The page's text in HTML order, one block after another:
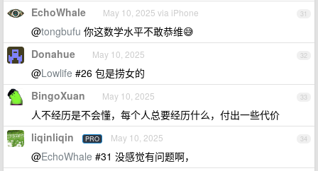
31
EchoWhale May 10, 2025 via iPhone
@tongbufu 你这数学水平不敢恭维😅
32
Donahue May 10, 2025
@Lowlife #26 包是捞女的
33
BingoXuan May 10, 2025
人不经历是不会懂，每个人总要经历什么，付出一些代价
34
liqinliqin PRO May 10, 2025
@EchoWhale #31 没感觉有问题啊，